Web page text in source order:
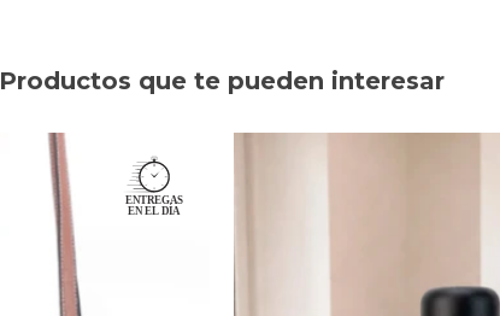
Productos que te pueden interesar